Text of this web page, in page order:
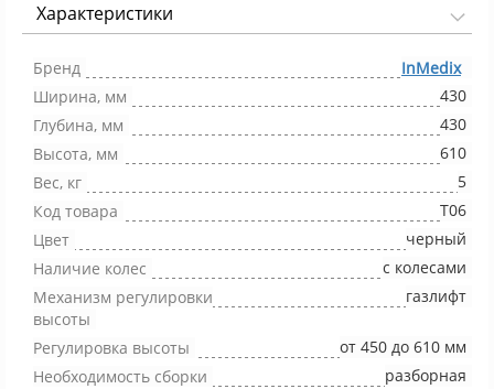
Характеристики
Бренд
InMedix
Ширина, мм
430
Глубина, мм
430
Высота, мм
610
Вес, кг
5
Код товара
Т06
Цвет
черный
Наличие колес
с колесами
Механизм регулировки
высоты
газлифт
Регулировка высоты
от 450 до 610 мм
Необходимость сборки
разборная